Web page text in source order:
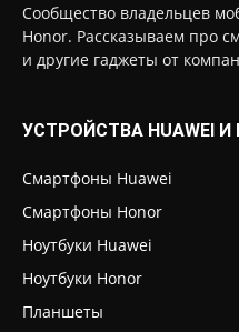
Сообщество владельцев
Honor. Рассказываем про
и другие гаджеты от
УСТРОЙСТВА HUAWEI И
Смартфоны Huawei
Смартфоны Honor
Ноутбуки Huawei
Ноутбуки Honor
Планшеты